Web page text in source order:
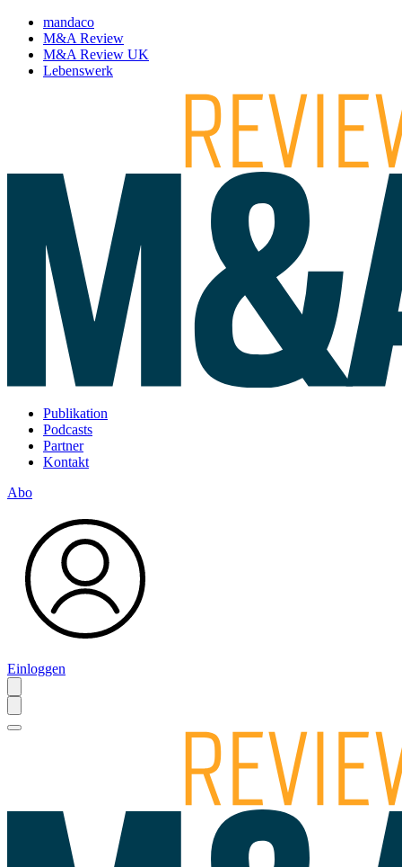
mandaco
M&A Review
M&A Review UK
Lebenswerk
Publikation
Podcasts
Partner
Kontakt
Abo
Einloggen